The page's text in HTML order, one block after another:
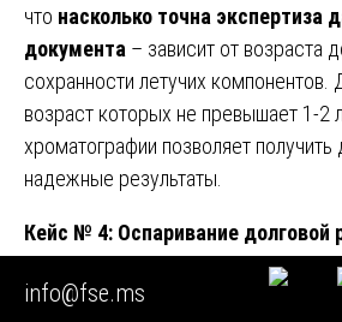
что насколько точна экспертиза
документа – зависит от возраста
сохранности летучих компонентов.
возраст которых не превышает 1-2
хроматографии позволяет получить
надежные результаты.
Кейс № 4: Оспаривание долговой
партнера
info@fse.ms